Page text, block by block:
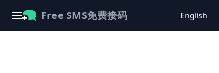
Free SMS免费接码 English